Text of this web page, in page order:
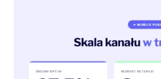
Jak wdrożyć powiadomienia
Jak często wysyłać
Jaki jest średni opt-in rate dla